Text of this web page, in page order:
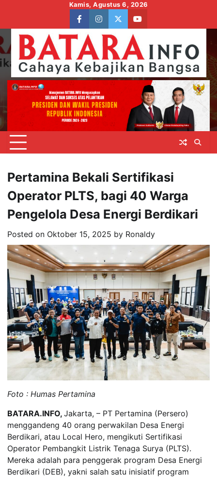
content
Kamis, Agustus 6, 2026
facebookinstagram
twitteryoutube
Pertamina Bekali Sertifikasi
Operator PLTS, bagi 40 Warga
Pengelola Desa Energi Berdikari
Posted on Oktober 15, 2025 by Ronaldy
Foto : Humas Pertamina
BATARA.INFO, Jakarta, – PT Pertamina (Persero)
menggandeng 40 orang perwakilan Desa Energi
Berdikari, atau Local Hero, mengikuti Sertifikasi
Operator Pembangkit Listrik Tenaga Surya (PLTS).
Mereka adalah para penggerak program Desa Energi
Berdikari (DEB), yakni salah satu inisiatif program